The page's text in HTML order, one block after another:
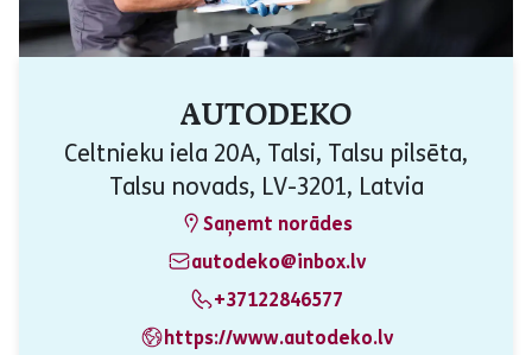
AUTODEKO
Celtnieku iela 20A, Talsi, Talsu pilsēta,
Talsu novads, LV-3201, Latvia
Saņemt norādes
autodeko@inbox.lv
+37122846577
https://www.autodeko.lv